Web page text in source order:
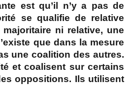
est qu’il n’y a pas de
se qualifie de relative
ni relative, une
que dans la mesure
une coalition des autres.
et coalisent sur certains
oppositions. Ils utilisent